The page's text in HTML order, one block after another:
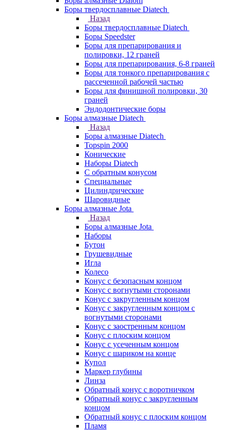
Боры твердосплавные Diatech
Назад
Боры твердосплавные Diatech
Боры Speedster
Боры для препарирования и
полировки, 12 граней
Боры для препарирования, 6-8 граней
Боры для тонкого препарирования с
рассеченной рабочей частью
Боры для финишной полировки, 30
граней
Эндодонтические боры
Боры алмазные Diatech
Назад
Боры алмазные Diatech
Topspin 2000
Конические
Наборы Diatech
С обратным конусом
Специальные
Цилиндрические
Шаровидные
Боры алмазные Jota
Назад
Боры алмазные Jota
Наборы
Бутон
Грушевидные
Игла
Колесо
Конус с безопасным концом
Конус с вогнутыми сторонами
Конус с закругленным концом
Конус с закругленным концом с
вогнутыми сторонами
Конус с заостренным концом
Конус с плоским концом
Конус с усеченным концом
Конус с шариком на конце
Купол
Маркер глубины
Линза
Обратный конус с воротничком
Обратный конус с закругленным
концом
Обратный конус с плоским концом
Пламя